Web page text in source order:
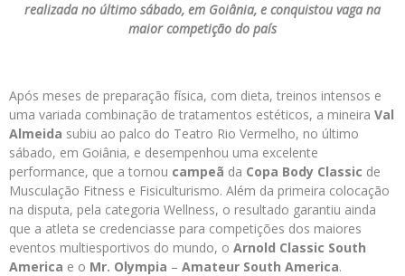
realizada no último sábado, em Goiânia, e conquistou vaga na
maior competição do país
Após meses de preparação física, com dieta, treinos intensos e
uma variada combinação de tratamentos estéticos, a mineira Val
Almeida subiu ao palco do Teatro Rio Vermelho, no último
sábado, em Goiânia, e desempenhou uma excelente
performance, que a tornou campeã da Copa Body Classic de
Musculação Fitness e Fisiculturismo. Além da primeira colocação
na disputa, pela categoria Wellness, o resultado garantiu ainda
que a atleta se credenciasse para competições dos maiores
eventos multiesportivos do mundo, o Arnold Classic South
America e o Mr. Olympia – Amateur South America.